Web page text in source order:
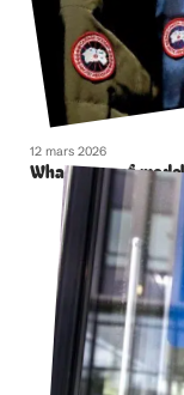
12 mars 2026
What type of